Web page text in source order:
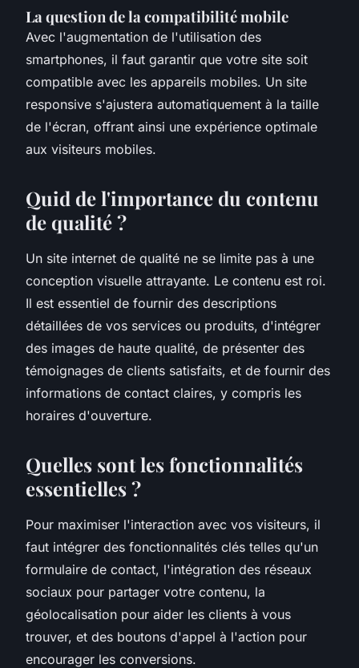
La question de la compatibilité mobile
Avec l'augmentation de l'utilisation des
smartphones, il faut garantir que votre site soit
compatible avec les appareils mobiles. Un site
responsive s'ajustera automatiquement à la taille
de l'écran, offrant ainsi une expérience optimale
aux visiteurs mobiles.
Quid de l'importance du contenu
de qualité ?
Un site internet de qualité ne se limite pas à une
conception visuelle attrayante. Le contenu est roi.
Il est essentiel de fournir des descriptions
détaillées de vos services ou produits, d'intégrer
des images de haute qualité, de présenter des
témoignages de clients satisfaits, et de fournir des
informations de contact claires, y compris les
horaires d'ouverture.
Quelles sont les fonctionnalités
essentielles ?
Pour maximiser l'interaction avec vos visiteurs, il
faut intégrer des fonctionnalités clés telles qu'un
formulaire de contact, l'intégration des réseaux
sociaux pour partager votre contenu, la
géolocalisation pour aider les clients à vous
trouver, et des boutons d'appel à l'action pour
encourager les conversions.